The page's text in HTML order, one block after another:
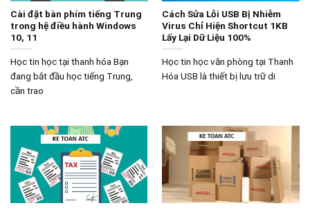
Cài đặt bàn phím tiếng Trung
trong hệ điều hành Windows
10, 11
Học tin học tại thanh hóa Bạn
đang bắt đầu học tiếng Trung,
cần trao
Cách Sửa Lỗi USB Bị Nhiễm
Virus Chỉ Hiện Shortcut 1KB
Lấy Lại Dữ Liệu 100%
Học tin học văn phòng tại Thanh
Hóa USB là thiết bị lưu trữ di